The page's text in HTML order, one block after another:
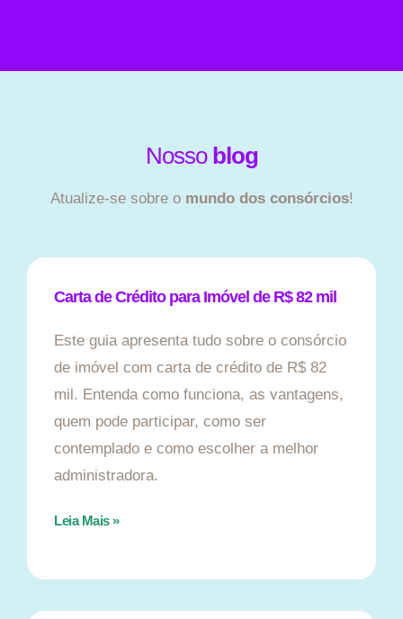
Nosso blog
Atualize-se sobre o mundo dos consórcios!
Carta de Crédito para Imóvel de R$ 82 mil
Este guia apresenta tudo sobre o consórcio
de imóvel com carta de crédito de R$ 82
mil. Entenda como funciona, as vantagens,
quem pode participar, como ser
contemplado e como escolher a melhor
administradora.
Leia Mais »